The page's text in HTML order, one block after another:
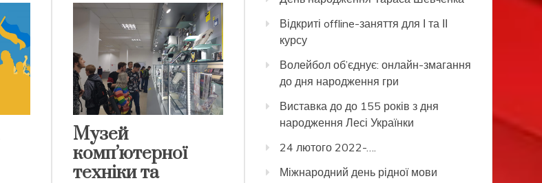
(25.11.18)
Музей
комп’ютерної
техніки та
Відкриті offline-заняття для І та ІІ
курсу
Волейбол об’єднує: онлайн-змагання
до дня народження гри
Виставка до до 155 років з дня
народження Лесі Українки
24 лютого 2022-….
Міжнародний день рідної мови